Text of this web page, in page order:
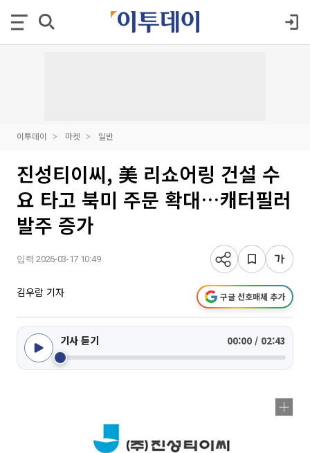
이투데이 마켓 일반
진성티이씨, 美 리쇼어링 건설 수
요 타고 북미 주문 확대…캐터필러
발주 증가
입력 2026-03-17 10:49
김우람 기자 구글 선호매체 추가
기사 듣기 00:00 / 02:43